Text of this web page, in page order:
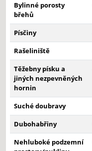
Bylinné porosty
břehů
Písčiny
Rašeliniště
Těžebny písku a
jiných nezpevněných
hornin
Suché doubravy
Dubohabřiny
Nehluboké podzemní